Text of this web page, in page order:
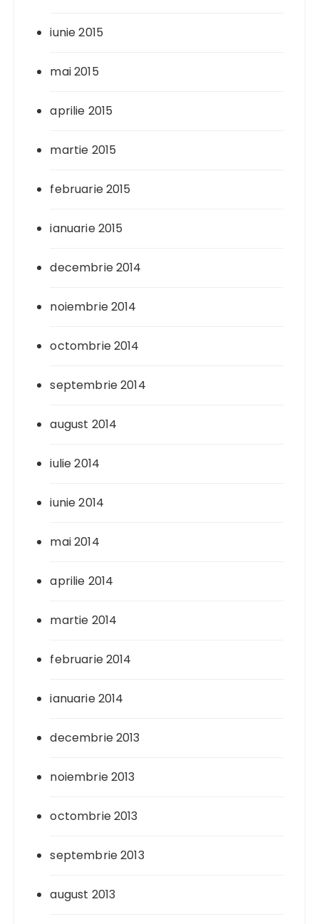
iunie 2015
mai 2015
aprilie 2015
martie 2015
februarie 2015
ianuarie 2015
decembrie 2014
noiembrie 2014
octombrie 2014
septembrie 2014
august 2014
iulie 2014
iunie 2014
mai 2014
aprilie 2014
martie 2014
februarie 2014
ianuarie 2014
decembrie 2013
noiembrie 2013
octombrie 2013
septembrie 2013
august 2013